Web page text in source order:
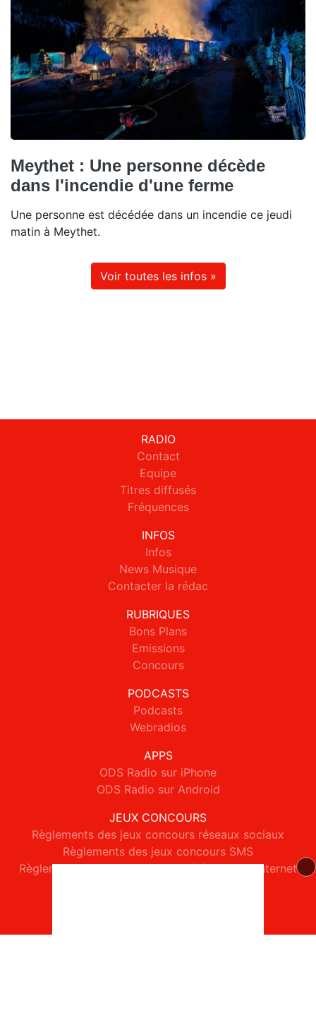
Meythet : Une personne décède
dans l'incendie d'une ferme
Une personne est décédée dans un incendie ce jeudi
matin à Meythet.
Voir toutes les infos »
RADIO
Contact
Equipe
Titres diffusés
Fréquences
INFOS
Infos
News Musique
Contacter la rédac
RUBRIQUES
Bons Plans
Emissions
Concours
PODCASTS
Podcasts
Webradios
APPS
ODS Radio sur iPhone
ODS Radio sur Android
JEUX CONCOURS
Règlements des jeux concours réseaux sociaux
Règlements des jeux concours SMS
Règlements des jeux concours téléphone et internet